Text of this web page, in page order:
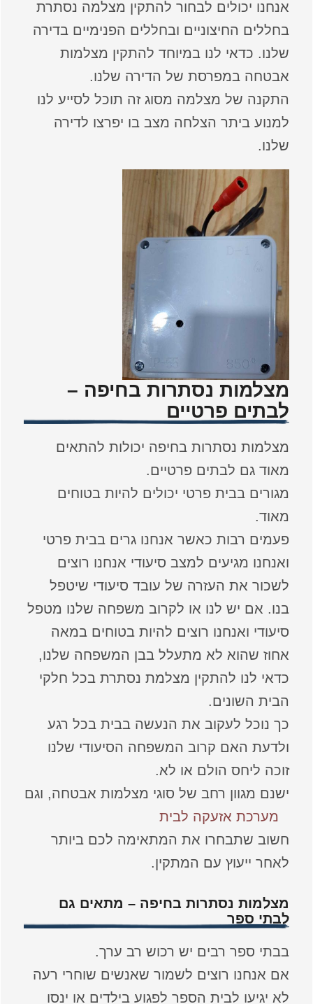
אנחנו יכולים לבחור להתקין מצלמה נסתרת
בחללים החיצוניים ובחללים הפנימיים בדירה
שלנו. כדאי לנו במיוחד להתקין מצלמות
אבטחה במפרסת של הדירה שלנו.
התקנה של מצלמה מסוג זה תוכל לסייע לנו
למנוע ביתר הצלחה מצב בו יפרצו לדירה
שלנו.
מצלמות נסתרות בחיפה –
לבתים פרטיים
מצלמות נסתרות בחיפה יכולות להתאים
מאוד גם לבתים פרטיים.
מגורים בבית פרטי יכולים להיות בטוחים
מאוד.
פעמים רבות כאשר אנחנו גרים בבית פרטי
ואנחנו מגיעים למצב סיעודי אנחנו רוצים
לשכור את העזרה של עובד סיעודי שיטפל
בנו. אם יש לנו או לקרוב משפחה שלנו מטפל
סיעודי ואנחנו רוצים להיות בטוחים במאה
אחוז שהוא לא מתעלל בבן המשפחה שלנו,
כדאי לנו להתקין מצלמת נסתרת בכל חלקי
הבית השונים.
כך נוכל לעקוב את הנעשה בבית בכל רגע
ולדעת האם קרוב המשפחה הסיעודי שלנו
זוכה ליחס הולם או לא.
ישנם מגוון רחב של סוגי מצלמות אבטחה, וגם
מערכת אזעקה לבית
חשוב שתבחרו את המתאימה לכם ביותר
לאחר ייעוץ עם המתקין.
מצלמות נסתרות בחיפה – מתאים גם
לבתי ספר
בבתי ספר רבים יש רכוש רב ערך.
אם אנחנו רוצים לשמור שאנשים שוחרי רעה
לא יגיעו לבית הספר לפגוע בילדים או ינסו